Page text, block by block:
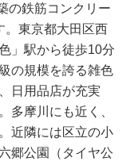
の鉄筋コンクリー
。東京都大田区西
」駅から徒歩10分
の規模を誇る雑色
日用品店が充実
多摩川にも近く、
近隣には区立の小
郷公園（タイヤ公